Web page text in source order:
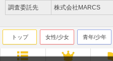
調査委託先 株式会社MARCS
トップ 女性/少女 青年/少年